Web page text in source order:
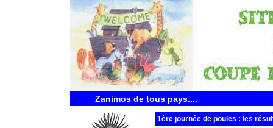
Zanimos de tous pays....
1ère journée de poules : les